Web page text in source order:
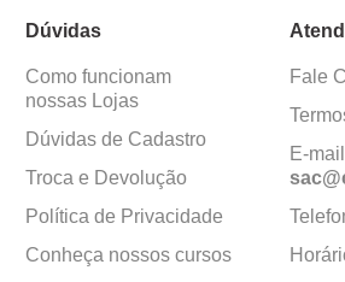
Dúvidas
Como funcionam
nossas Lojas
Dúvidas de Cadastro
Troca e Devolução
Política de Privacidade
Conheça nossos cursos
Fale
E-